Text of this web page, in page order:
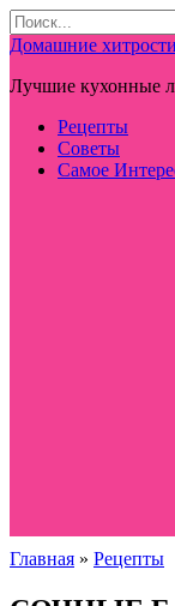
Перейти
к
контенту
Search
for:
Домашние хитрости
Лучшие кухонные
Рецепты
Советы
Самое
Главная » Рецепты